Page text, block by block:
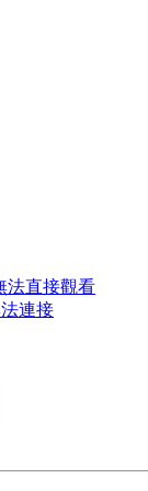
法直接觀看
連接